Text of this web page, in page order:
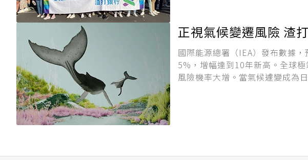
正視氣候變遷風險 渣
國際能源總署（IEA）發布數據
5%，增幅達到10年新高。全球
風險機率大增。當氣候遽變成為